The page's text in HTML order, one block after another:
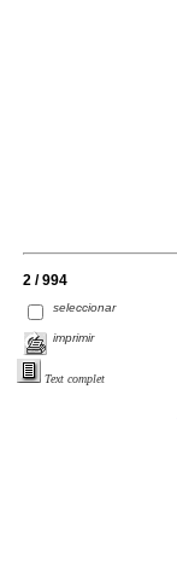
2 / 994
seleccionar
imprimir
Text complet